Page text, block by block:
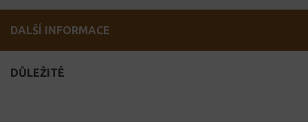
DALŠÍ INFORMACE
DŮLEŽITÉ